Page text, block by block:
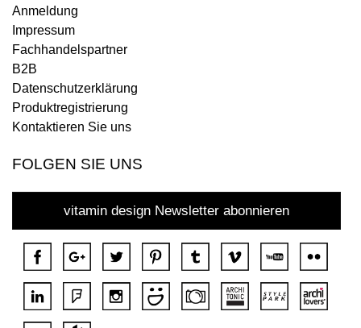
Anmeldung
Impressum
Fachhandelspartner
B2B
Datenschutzerklärung
Produktregistrierung
Kontaktieren Sie uns
FOLGEN SIE UNS
vitamin design Newsletter abonnieren